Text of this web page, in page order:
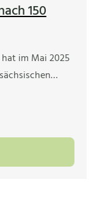
150
im Mai 2025